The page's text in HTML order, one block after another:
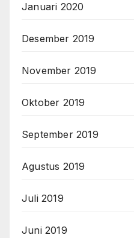
Januari 2020
Desember 2019
November 2019
Oktober 2019
September 2019
Agustus 2019
Juli 2019
Juni 2019